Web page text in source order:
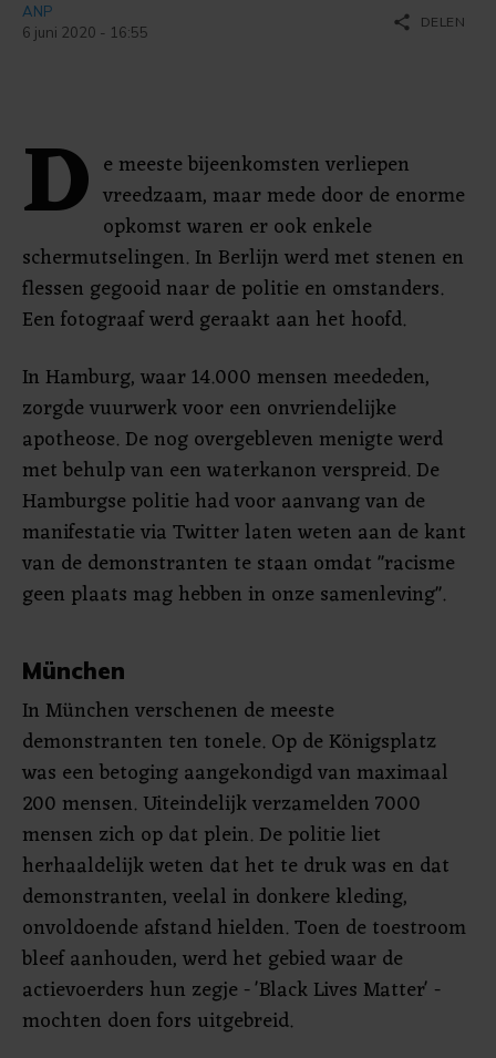
ANP
6 juni 2020 - 16:55
share DELEN
D e meeste bijeenkomsten verliepen
vreedzaam, maar mede door de enorme
opkomst waren er ook enkele
schermutselingen. In Berlijn werd met stenen en
flessen gegooid naar de politie en omstanders.
Een fotograaf werd geraakt aan het hoofd.
In Hamburg, waar 14.000 mensen meededen,
zorgde vuurwerk voor een onvriendelijke
apotheose. De nog overgebleven menigte werd
met behulp van een waterkanon verspreid. De
Hamburgse politie had voor aanvang van de
manifestatie via Twitter laten weten aan de kant
van de demonstranten te staan omdat "racisme
geen plaats mag hebben in onze samenleving".
München
In München verschenen de meeste
demonstranten ten tonele. Op de Königsplatz
was een betoging aangekondigd van maximaal
200 mensen. Uiteindelijk verzamelden 7000
mensen zich op dat plein. De politie liet
herhaaldelijk weten dat het te druk was en dat
demonstranten, veelal in donkere kleding,
onvoldoende afstand hielden. Toen de toestroom
bleef aanhouden, werd het gebied waar de
actievoerders hun zegje - 'Black Lives Matter' -
mochten doen fors uitgebreid.